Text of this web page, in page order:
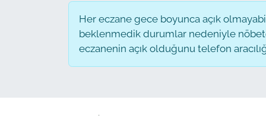
Her eczane gece boyunca açık
beklenmedik durumlar nedeniyle
eczanenin açık olduğunu telefon